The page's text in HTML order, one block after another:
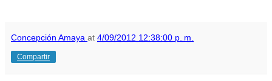
Concepción Amaya at 4/09/2012 12:38:00 p. m.
Compartir